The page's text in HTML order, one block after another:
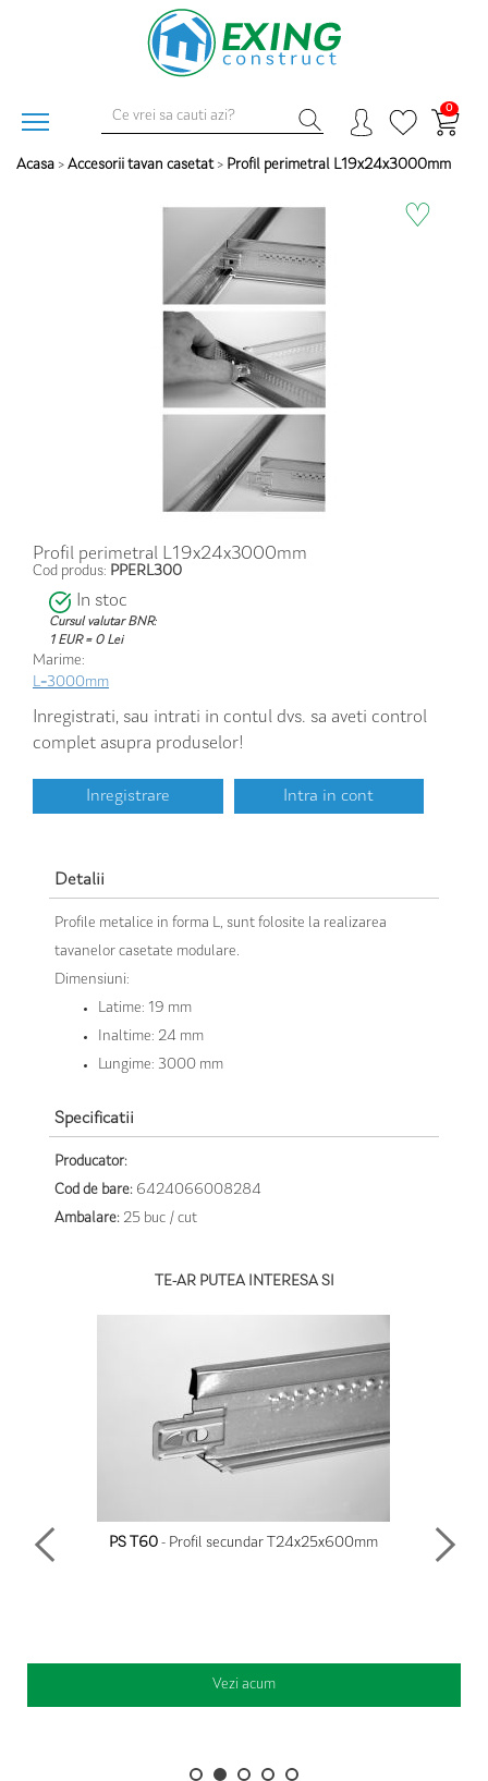
0
Acasa > Accesorii tavan casetat> Profil perimetral L19x24x3000mm
♡
Profil perimetral L19x24x3000mm
Cod produs: PPERL300
In stoc
Cursul valutar BNR:
1 EUR = 0 Lei
Marime:
L=3000mm
Inregistrati, sau intrati in contul dvs. sa aveti control
complet asupra produselor!
Inregistrare Intra in cont
Detalii
Profile metalice in forma L, sunt folosite la realizarea
tavanelor casetate modulare.
Dimensiuni:
Latime: 19 mm
Inaltime: 24 mm
Lungime: 3000 mm
Specificatii
Producator:
Cod de bare: 6424066008284
Ambalare: 25 buc / cut
TE-AR PUTEA INTERESA SI
PS T60 - Profil secundar T24x25x600mm
Vezi acum